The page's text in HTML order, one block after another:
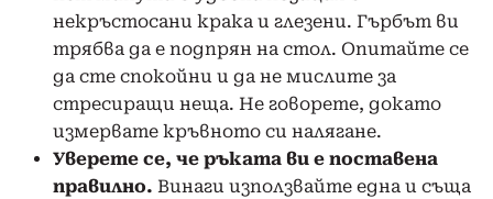
некръстосани крака и глезени. Гърбът ви
трябва да е подпрян на стол. Опитайте се
да сте спокойни и да не мислите за
стресиращи неща. Не говорете, докато
измервате кръвното си налягане.
Уверете се, че ръката ви е поставена
правилно. Винаги използвайте една и съща